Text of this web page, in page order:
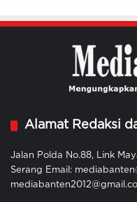
Alamat Redaksi
Jalan Polda No.88, Link
Serang Email: